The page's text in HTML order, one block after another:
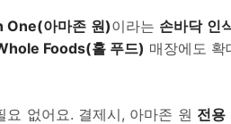
One(아마존 원)이라는 손바닥 인
Foods(홀 푸드) 매장에도 확
없어요. 결제시, 아마존 원 전용